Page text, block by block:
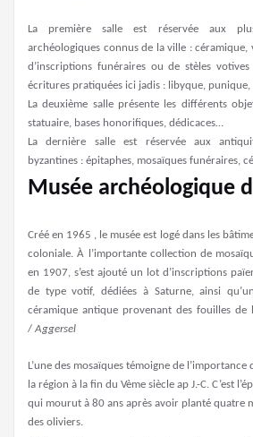
La première salle est réservée aux
archéologiques connus de la ville :
d’inscriptions funéraires ou de stèles
écritures pratiquées ici jadis : libyque,
La deuxième salle présente les différents
statuaire, bases honorifiques, dédicaces…
La dernière salle est réservée aux
byzantines : épitaphes, mosaïques funéraires,
Musée archéologique
Créé en 1965 , le musée est logé dans les
coloniale. À l’importante collection de
en 1907, s’est ajouté un lot d’inscriptions
de type votif, dédiées à Saturne, ainsi
céramique antique provenant des fouilles
/ Aggersel
L’une des mosaïques témoigne de l’importance
la région à la fin du Vème siècle ap J.-C. C’est
qui mourut à 80 ans après avoir planté quatre
des oliviers.